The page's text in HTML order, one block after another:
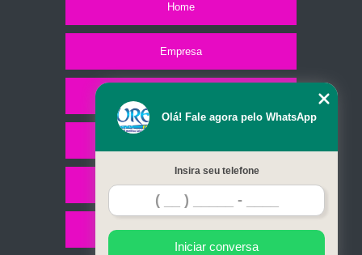
Home
Empresa
Contato
Mapa do site
Olá! Fale agora pelo WhatsApp
Insira seu telefone
Iniciar conversa